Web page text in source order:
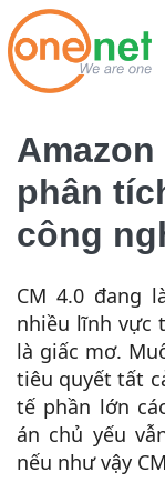
phân
công
CM 4.0 đang
nhiều lĩnh vực
là giấc mơ.
tiêu quyết tất
tế phần lớn
án chủ yếu
nếu như vậy